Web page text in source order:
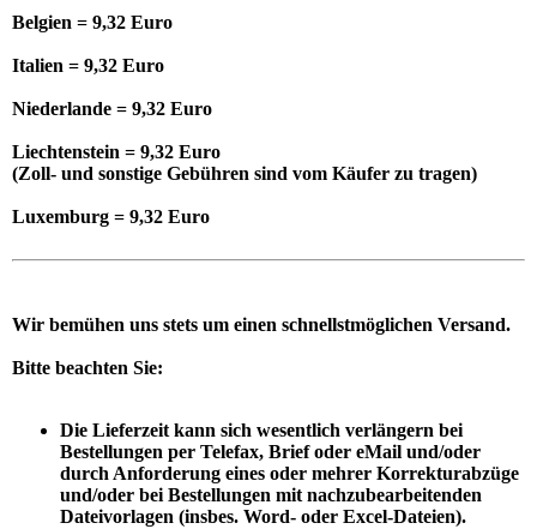
Belgien = 9,32 Euro
Italien = 9,32 Euro
Niederlande = 9,32 Euro
Liechtenstein = 9,32 Euro
(Zoll- und sonstige Gebühren sind vom Käufer zu tragen)
Luxemburg = 9,32 Euro
Wir bemühen uns stets um einen schnellstmöglichen Versand.
Bitte beachten Sie:
Die Lieferzeit kann sich wesentlich verlängern bei
Bestellungen per Telefax, Brief oder eMail und/oder
durch Anforderung eines oder mehrer Korrekturabzüge
und/oder bei Bestellungen mit nachzubearbeitenden
Dateivorlagen (insbes. Word- oder Excel-Dateien).